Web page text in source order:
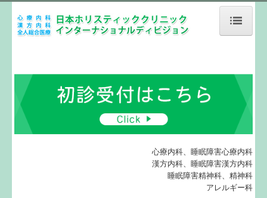
当院が選ばれる8つの理由
他のクリニックとの相違点
心療内科、睡眠障害心療内科
漢方内科、睡眠障害漢方内科
睡眠障害精神科、精神科
アレルギー科